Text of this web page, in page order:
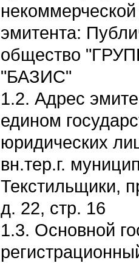
эмитента:
общество
"БАЗИС"
1.2. Адрес
едином
юридических
вн.тер.г.
Текстильщики,
д. 22, стр. 16
1.3. Основной